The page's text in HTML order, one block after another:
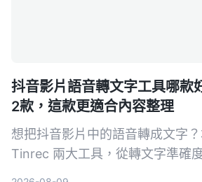
抖音影片語音轉文字工具哪款
2款，這款更適合內容整理
想把抖音影片中的語音轉成文字
Tinrec 兩大工具，從轉文字準確